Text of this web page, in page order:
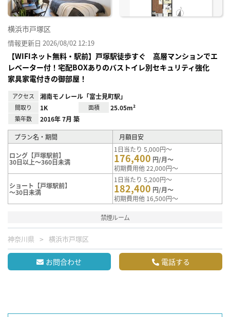
横浜市戸塚区
情報更新日 2026/08/02 12:19
【WIFIネット無料・駅前】戸塚駅徒歩すぐ 高層マンションでエ
レベーター付！宅配BOXありのバストイレ別セキュリティ強化
家具家電付きの御部屋！
アクセス 湘南モノレール「富士見町駅」
間取り 1K 面積 25.05m²
築年数 2016年 7月 築
プラン名・期間 月額目安
ロング【戸塚駅前】
30日以上～360日未満
1日当たり 5,000円～
176,400 円/月～
初期費用他 22,000円～
ショート【戸塚駅前】
～30日未満
1日当たり 5,200円～
182,400 円/月～
初期費用他 16,500円～
禁煙ルーム
神奈川県 横浜市戸塚区
お問合わせ 電話する